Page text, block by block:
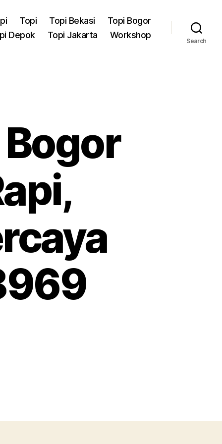
Topi Topi Bekasi
Topi Bogor
Depok
Topi Jakarta Workshop
Search
on
Bogor